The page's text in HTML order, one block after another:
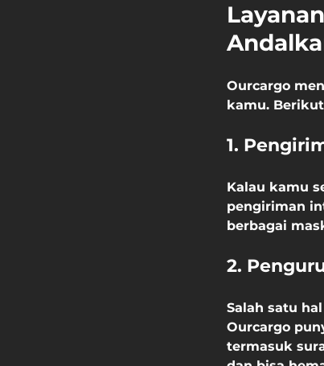
Ourcargo
kamu.
1.
Kalau kamu
pengiriman
berbagai
2.
Salah satu
Ourcargo
termasuk